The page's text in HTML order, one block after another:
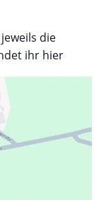
die
ihr hier